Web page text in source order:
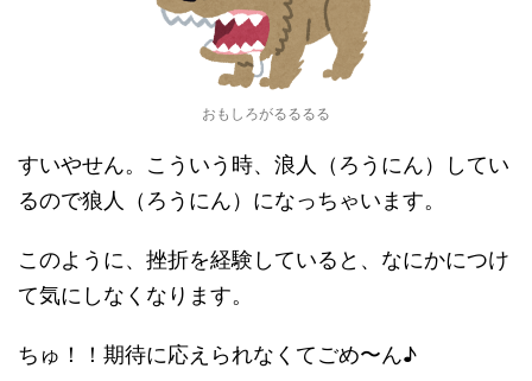
おもしろがるるるる
すいやせん。こういう時、浪人（ろうにん）してい
るので狼人（ろうにん）になっちゃいます。
このように、挫折を経験していると、なにかにつけ
て気にしなくなります。
ちゅ！！期待に応えられなくてごめ〜ん♪